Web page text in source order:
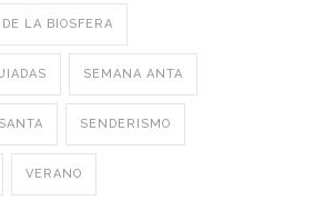
LA BIOSFERA
SEMANA ANTA
SENDERISMO
VERANO